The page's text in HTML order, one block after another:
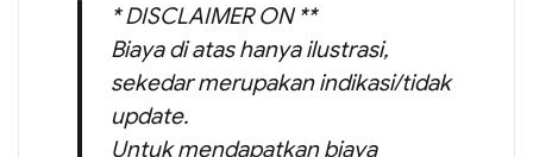
* DISCLAIMER ON **
Biaya di atas hanya ilustrasi,
sekedar merupakan indikasi/tidak
update.
Untuk mendapatkan biaya